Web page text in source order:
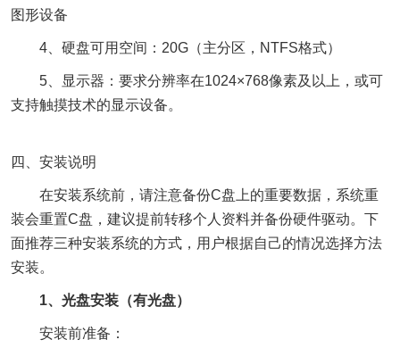
图形设备
4、硬盘可用空间：20G（主分区，NTFS格式）
5、显示器：要求分辨率在1024×768像素及以上，或可
支持触摸技术的显示设备。
四、安装说明
在安装系统前，请注意备份C盘上的重要数据，系统重
装会重置C盘，建议提前转移个人资料并备份硬件驱动。下
面推荐三种安装系统的方式，用户根据自己的情况选择方法
安装。
1、光盘安装（有光盘）
安装前准备：